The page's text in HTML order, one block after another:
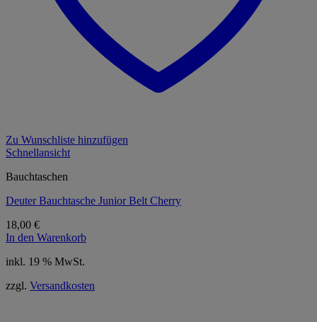
Zu Wunschliste hinzufügen
Schnellansicht
Bauchtaschen
Deuter Bauchtasche Junior Belt Cherry
18,00 €
In den Warenkorb
inkl. 19 % MwSt.
zzgl. Versandkosten